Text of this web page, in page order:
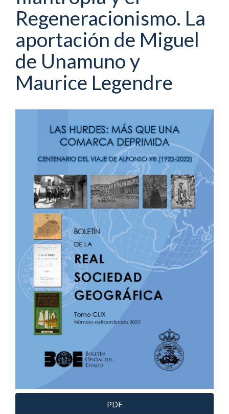
Regeneracionismo. La
aportación de Miguel
de Unamuno y
Maurice Legendre
lateral
artículo
PDF